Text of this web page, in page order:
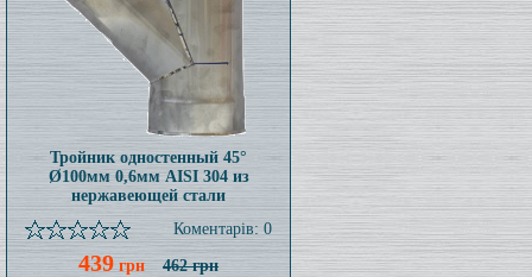
Тройник одностенный 45°
Ø100мм 0,6мм AISI 304 из
нержавеющей стали
Коментарів: 0
439грн 462 грн